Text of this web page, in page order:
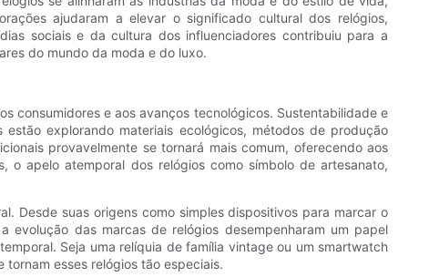
ajudaram a elevar o significado cultural dos relógios,
sociais e da cultura dos influenciadores contribuiu para a
do mundo da moda e do luxo.
consumidores e aos avanços tecnológicos. Sustentabilidade e
explorando materiais ecológicos, métodos de produção
provavelmente se tornará mais comum, oferecendo aos
o apelo atemporal dos relógios como símbolo de artesanato,
Desde suas origens como simples dispositivos para marcar o
das marcas de relógios desempenharam um papel
Seja uma relíquia de família vintage ou um smartwatch
esses relógios tão especiais.